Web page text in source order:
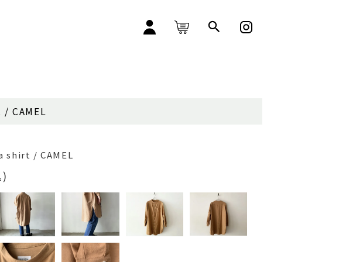
CAMEL
shirt / CAMEL